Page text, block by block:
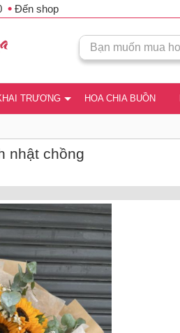
• Đến shop
TRƯƠNG HOA CHIA BUỒN
nhật chồng